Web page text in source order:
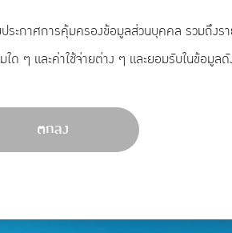
ประกาศการคุ้มครองข้อมูลส่วนบุคคล รวมถึงร
ด ๆ และค่าใช้จ่ายต่าง ๆ และยอมรับในข้อมูล
ตกลง